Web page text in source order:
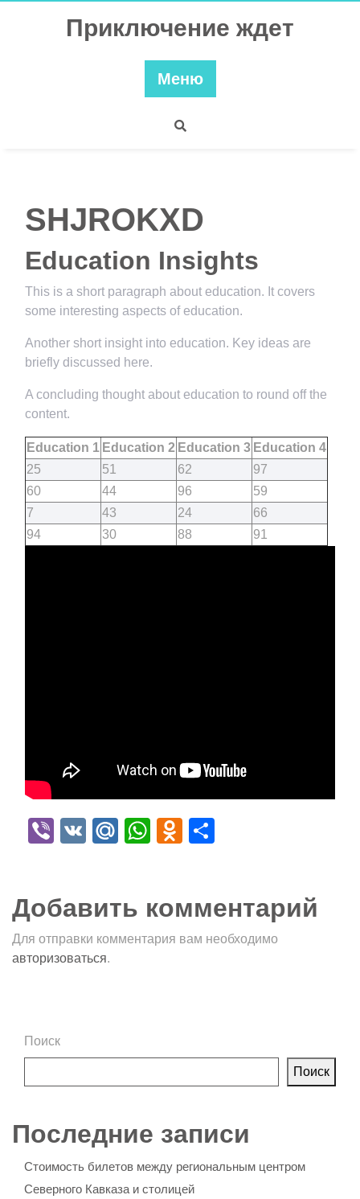
Приключение ждет
Меню
SHJROKXD
Education Insights
This is a short paragraph about education. It covers
some interesting aspects of education.
Another short insight into education. Key ideas are
briefly discussed here.
A concluding thought about education to round off the
content.
Education 1 Education 2 Education 3 Education 4
25
51 62
97
60
44 96
59
7
43 24
66
94
30 88 91
Viber
VK Mail.Ru
WhatsApp
Odnoklassniki
Добавить комментарий
Для отправки комментария вам необходимо
авторизоваться.
Поиск
Поиск
Последние записи
Стоимость билетов между региональным центром
Северного Кавказа и столицей